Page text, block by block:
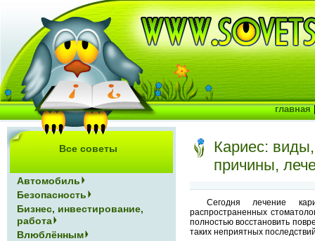
Кариес:
причины,
Сегодня лечение
распространенных
полностью восстановить
таких неприятных
Все советы
Автомобиль
Безопасность
Бизнес, инвестирование,
работа
Влюблённым
главная